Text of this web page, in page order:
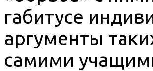
габитусе
аргументы
самими